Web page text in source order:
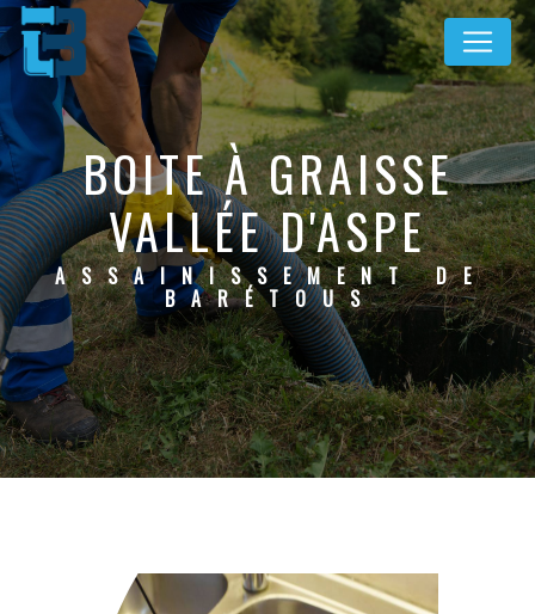
BOITE À GRAISSE
VALLÉE D'ASPE
ASSAINISSEMENT DE
BARÉTOUS
Panneau de gestion des cookies